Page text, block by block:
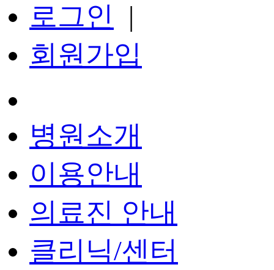
로그인
|
회원가입
병원소개
이용안내
의료진 안내
클리닉/센터